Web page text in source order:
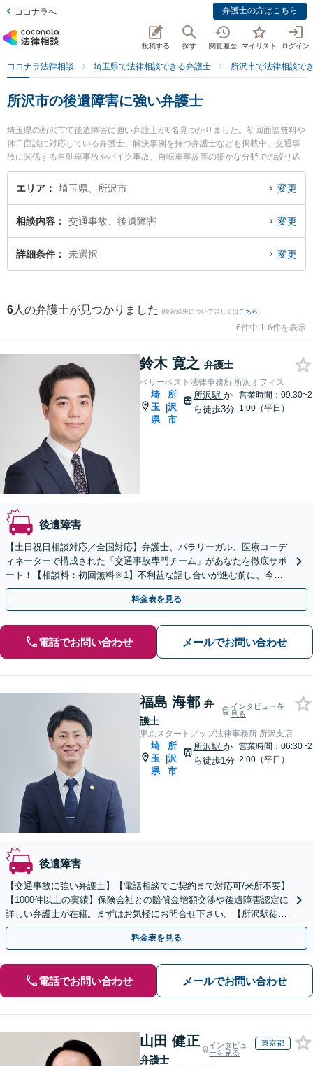
ココナラへ 弁護士の方はこちら
投稿する 探す 閲覧履歴 マイリスト ログイン
ココナラ法律相談 埼玉県で法律相談できる弁護士 所沢市で法律相談で
所沢市の後遺障害に強い弁護士
埼玉県の所沢市で後遺障害に強い弁護士が6名見つかりました。初回面談無料や
休日面談に対応している弁護士、解決事例を持つ弁護士なども掲載中。交通事
故に関係する自動車事故やバイク事故、自転車事故等の細かな分野での絞り込
み検索もでき便利です。特にベリーベスト法律事務所 所沢オフィスの鈴木 寛之
弁護士や東京スタートアップ法律事務所 所沢支店の福島 海都弁護士、弁護士法
のトラブルを今すぐに弁護士に相談したい』『後遺障害のトラブル解決の実績
豊富な近くの弁護士を検索したい』『初回相談無料で後遺障害を法律相談でき
る所沢市内の弁護士に相談予約したい』などでお困りの相談者さんにおすすめ
エリア 埼玉県、所沢市 変更
相談内容 交通事故、後遺障害 変更
詳細条件 未選択 変更
6 人の弁護士が見つかりました (検索結果について詳しくは こちら)
6件中 1-6件を表示
鈴木 寛之 弁護士
ベリーベスト法律事務所 所沢オフィス
埼
玉
県
|
所
沢
市
所沢駅 か
ら徒歩3分
営業時間：09:30~2
1:00（平日）
後遺障害
【土日祝日相談対応／全国対応】弁護士、パラリーガル、医療コーデ
ィネーターで構成された「交通事故専門チーム」があなたを徹底サポ
ート！【相談料：初回無料※1】不利益な話し合いが進む前に、今す
ぐ相談！
料金表を見る
電話でお問い合わせ メールでお問い合わせ
福島 海都 弁
護士
インタビューを
見る
東京スタートアップ法律事務所 所沢支店
埼
玉
県
|
所
沢
市
所沢駅 か
ら徒歩1分
営業時間：06:30~2
2:00（平日）
後遺障害
【交通事故に強い弁護士】【電話相談でご契約まで対応可/来所不要】
【1000件以上の実績】保険会社との賠償金増額交渉や後遺障害認定に
詳しい弁護士が在籍。まずはお気軽にお問合せ下さい。【所沢駅徒歩
1分】
料金表を見る
電話でお問い合わせ メールでお問い合わせ
山田 健正
弁護士
インタビュ
ーを見る
東京都